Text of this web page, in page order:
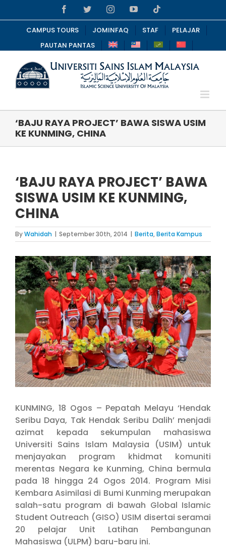
to
content
FacebookTwitterInstagramYouTube
CAMPUS TOURS JOMINFAQ STAF
PELAJAR
PAUTAN PANTAS
‘BAJU RAYA PROJECT’ BAWA SISWA USIM
KE KUNMING, CHINA
‘BAJU RAYA PROJECT’ BAWA
SISWA USIM KE KUNMING,
CHINA
ByWahidah | September 30th, 2014 | Berita,Berita Kampus
View
Larger
Image
KUNMING, 18 Ogos – Pepatah Melayu ‘Hendak
Seribu Daya, Tak Hendak Seribu Dalih’ menjadi
azimat kepada sekumpulan mahasiswa
Universiti Sains Islam Malaysia (USIM) untuk
menjayakan program khidmat komuniti
merentas Negara ke Kunming, China bermula
pada 18 hingga 24 Ogos 2014. Program Misi
Kembara Asimilasi di Bumi Kunming merupakan
salah-satu program di bawah Global Islamic
Student Outreach (GISO) USIM disertai seramai
20 pelajar Unit Latihan Pembangunan
Mahasiswa (ULPM) baru-baru ini.